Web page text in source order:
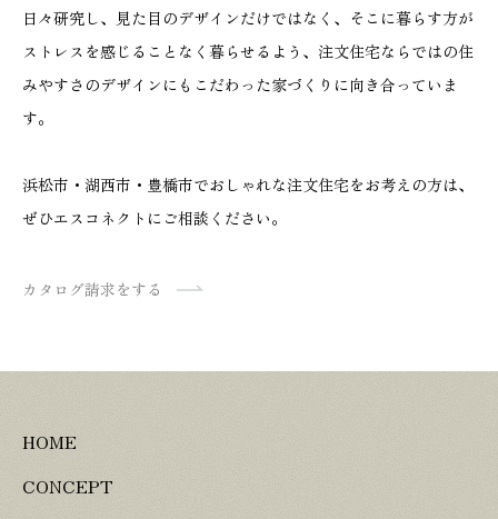
日々研究し、見た目のデザインだけではなく、そこに暮らす方が
ストレスを感じることなく暮らせるよう、注文住宅ならではの住
みやすさのデザインにもこだわった家づくりに向き合っていま
す。
浜松市・湖西市・豊橋市でおしゃれな注文住宅をお考えの方は、
ぜひエスコネクトにご相談ください。
カタログ請求をする
HOME
CONCEPT